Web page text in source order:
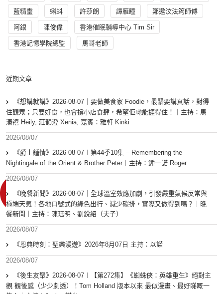
藍精靈 蝌蚪 許莎朗 譚雁瞳 鄭遨汶法筠師傅
阿銀 陳俊偉 香港催眠輔導中心 Tim Sir
香港記憶學院總監 馬哥老師
近期文章
《想講就講》2026-08-07｜要做美食家 Foodie，最緊要講真話，對得
住觀眾；只要好食，也會撐小店食肆，希望佢哋能捱得住！｜主持：馬
溱禧 Heily, 莊韻澄 Xenia, 嘉賓：雅軒 Kinki
2026/08/07
《爵士鍾情》2026-08-07︱第44季10集 – Remembering the
Nightingale of the Orient & Brother Peter︱主持：鍾一諾 Roger
2026/08/07
《晚餐新聞》2026-08-07｜全球溫室效應加劇，引發嚴重氣候反常與
極端天氣！各地口號式的綠色出行、減少碳排，實際又做得到嗎？｜晚
餐新聞｜主持：陳珏明、劉銳紹（夫子）
2026/08/07
《恩典時刻：聖樂漫遊》2026年8月07日 主持：以諾
2026/08/07
《後生友聚》2026-08-07︱【第272集】《蜘蛛俠：英雄重生》絕對主
觀 觀後感（少少劇透）！Tom Holland 版本以來 最似漫畫、最好睇嘅一